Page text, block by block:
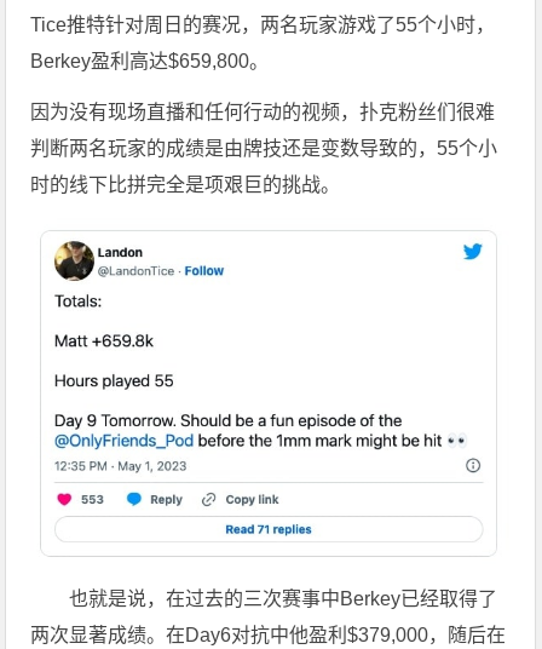
Tice推特针对周日的赛况，两名玩家游戏了55个小时，
Berkey盈利高达$659,800。
因为没有现场直播和任何行动的视频，扑克粉丝们很难
判断两名玩家的成绩是由牌技还是变数导致的，55个小
时的线下比拼完全是项艰巨的挑战。
也就是说，在过去的三次赛事中Berkey已经取得了
两次显著成绩。在Day6对抗中他盈利$379,000，随后在